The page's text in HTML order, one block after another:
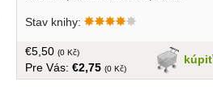
tvrdá väzba, veľký formát, 95 strán
Stav knihy:
kúpiť
€5,50 (0 Kč)
Pre Vás: €2,75 (0 Kč)